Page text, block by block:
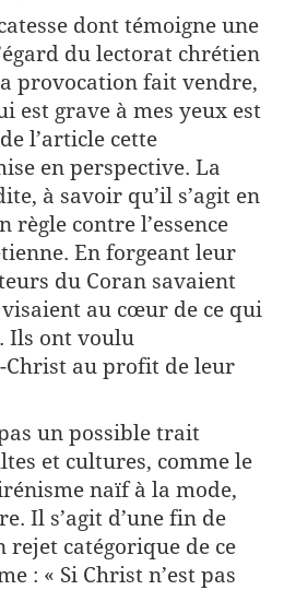
dont témoigne une
du lectorat chrétien
provocation fait vendre,
est grave à mes yeux est
l’article cette
en perspective. La
à savoir qu’il s’agit en
règle contre l’essence
En forgeant leur
du Coran savaient
au cœur de ce qui
Ils ont voulu
Christ au profit de leur
pas un possible trait
et cultures, comme le
naïf à la mode,
Il s’agit d’une fin de
rejet catégorique de ce
: « Si Christ n’est pas